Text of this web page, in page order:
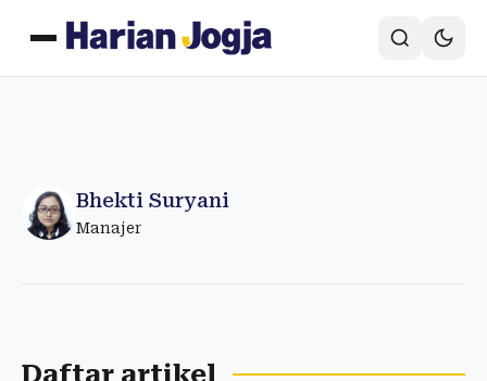
Bhekti Suryani
Manajer
Daftar artikel